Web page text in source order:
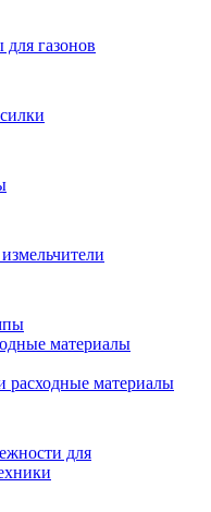
для газонов
материалы
расходные материалы
для